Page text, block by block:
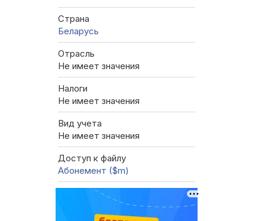
Страна
Беларусь
Отрасль
Не имеет значения
Налоги
Не имеет значения
Вид учета
Не имеет значения
Доступ к файлу
Абонемент ($m)